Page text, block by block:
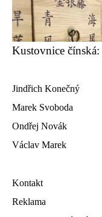
Kustovnice čínská:
Jindřich Konečný
Marek Svoboda
Ondřej Novák
Václav Marek
Kontakt
Reklama